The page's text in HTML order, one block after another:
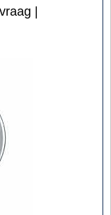
|